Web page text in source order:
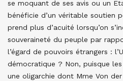
se moquant de ses avis ou un
bénéficie d’un véritable soutien
prend plus d’acuité lorsqu’on
souveraineté du peuple par
l’égard de pouvoirs étrangers :
démocratique ? Non, puisque
une oligarchie dont Mme Von